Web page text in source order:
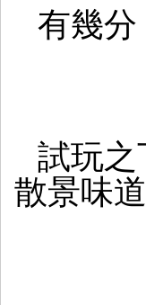
有幾分
試玩
散景味道